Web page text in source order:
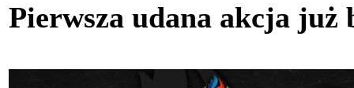
Pierwsza udana akcja już